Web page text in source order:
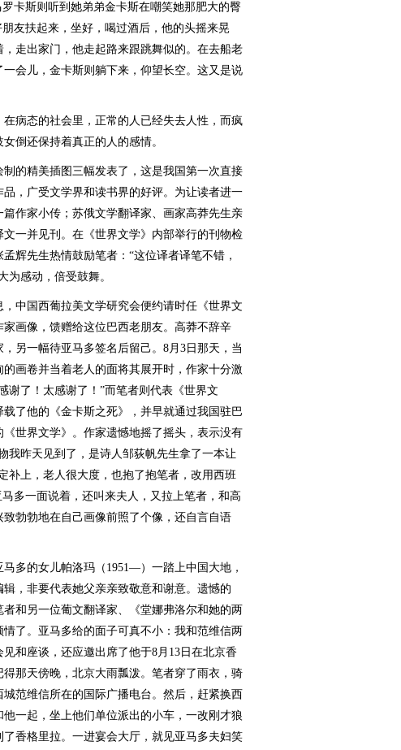
卡斯则听到她弟弟金卡斯在嘲笑她那肥大的臀
友扶起来，坐好，喝过酒后，他的头摇来晃
走出家门，他走起路来跟跳舞似的。在去船老
会儿，金卡斯则躺下来，仰望长空。这又是说
态的社会里，正常的人已经失去人性，而疯
倒还保持着真正的人的感情。
精美插图三幅发表了，这是我国第一次直接
，广受文学界和读书界的好评。为让读者进一
作家小传；苏俄文学翻译家、画家高莽先生亲
一并见刊。在《世界文学》内部举行的刊物检
辉先生热情鼓励笔者：“这位译者译笔不错，
为感动，倍受鼓舞。
国西葡拉美文学研究会便约请时任《世界文
画像，馈赠给这位巴西老朋友。高莽不辞辛
另一幅待亚马多签名后留己。8月3日那天，当
画卷并当着老人的面将其展开时，作家十分激
谢了！太感谢了！”而笔者则代表《世界文
了他的《金卡斯之死》，并早就通过我国驻巴
世界文学》。作家遗憾地摇了摇头，表示没有
我昨天见到了，是诗人邹荻帆先生拿了一本让
补上，老人很大度，也抱了抱笔者，改用西班
多一面说着，还叫来夫人，又拉上笔者，和高
勃勃地在自己画像前照了个像，还自言自语
的女儿帕洛玛（1951—）一踏上中国大地，
，非要代表她父亲亲致敬意和谢意。遗憾的
和另一位葡文翻译家、《堂娜弗洛尔和她的两
了。亚马多给的面子可真不小：我和范维信两
和座谈，还应邀出席了他于8月13日在北京香
那天傍晚，北京大雨瓢泼。笔者穿了雨衣，骑
范维信所在的国际广播电台。然后，赶紧换西
一起，坐上他们单位派出的小车，一改刚才狼
香格里拉。一进宴会大厅，就见亚马多夫妇笑